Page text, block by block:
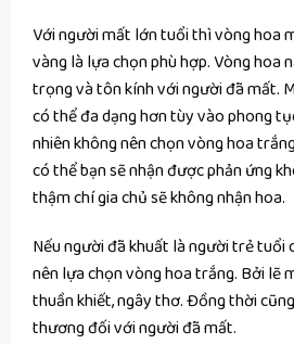
Với người mất lớn tuổi thì vòng hoa
vàng là lựa chọn phù hợp. Vòng hoa
trọng và tôn kính với người đã mất.
có thể đa dạng hơn tùy vào phong
nhiên không nên chọn vòng hoa
có thể bạn sẽ nhận được phản ứng
thậm chí gia chủ sẽ không nhận hoa.
Nếu người đã khuất là người trẻ tuổi
nên lựa chọn vòng hoa trắng. Bởi lẽ
thuần khiết, ngây thơ. Đồng thời
thương đối với người đã mất.